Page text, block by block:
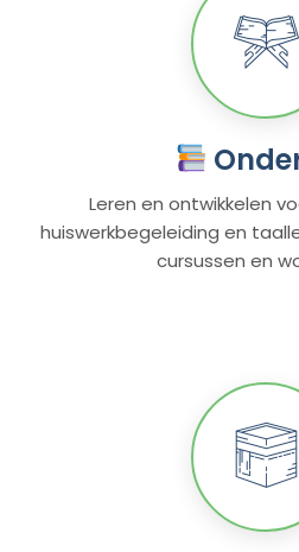
Leren en ontwikkelen
huiswerkbegeleiding en
cursussen en